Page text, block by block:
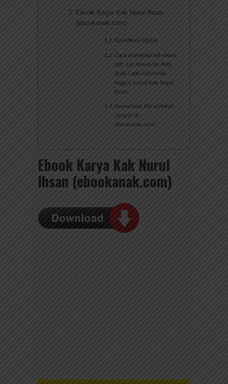
Ebook Karya Kak Nurul Ihsan
(ebookanak.com)
Spesifikasi Ebook
Cara download full ebook
pdf: Juz Amma for Kids;
Arab-Latin-Indonesia-
Inggris karya Kak Nurul
Ihsan
Keutamaan Bersedekah
Jariyah di
ebookanak.com
Ebook Karya Kak Nurul
Ihsan (ebookanak.com)